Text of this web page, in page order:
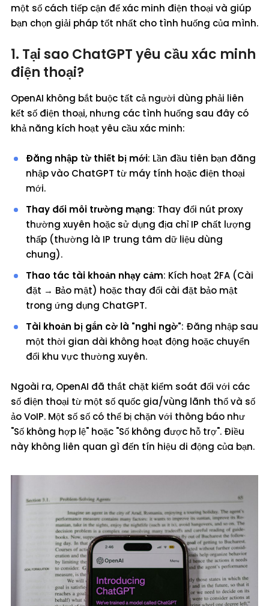
một số cách tiếp cận để xác minh điện thoại và giúp
bạn chọn giải pháp tốt nhất cho tình huống của mình.
1. Tại sao ChatGPT yêu cầu xác minh
điện thoại?
OpenAI không bắt buộc tất cả người dùng phải liên
kết số điện thoại, nhưng các tình huống sau đây có
khả năng kích hoạt yêu cầu xác minh:
Đăng nhập từ thiết bị mới: Lần đầu tiên bạn đăng
nhập vào ChatGPT từ máy tính hoặc điện thoại
mới.
Thay đổi môi trường mạng: Thay đổi nút proxy
thường xuyên hoặc sử dụng địa chỉ IP chất lượng
thấp (thường là IP trung tâm dữ liệu dùng
chung).
Thao tác tài khoản nhạy cảm: Kích hoạt 2FA (Cài
đặt → Bảo mật) hoặc thay đổi cài đặt bảo mật
trong ứng dụng ChatGPT.
Tài khoản bị gắn cờ là "nghi ngờ": Đăng nhập sau
một thời gian dài không hoạt động hoặc chuyển
đổi khu vực thường xuyên.
Ngoài ra, OpenAI đã thắt chặt kiểm soát đối với các
số điện thoại từ một số quốc gia/vùng lãnh thổ và số
ảo VoIP. Một số số có thể bị chặn với thông báo như
"Số không hợp lệ" hoặc "Số không được hỗ trợ". Điều
này không liên quan gì đến tín hiệu di động của bạn.